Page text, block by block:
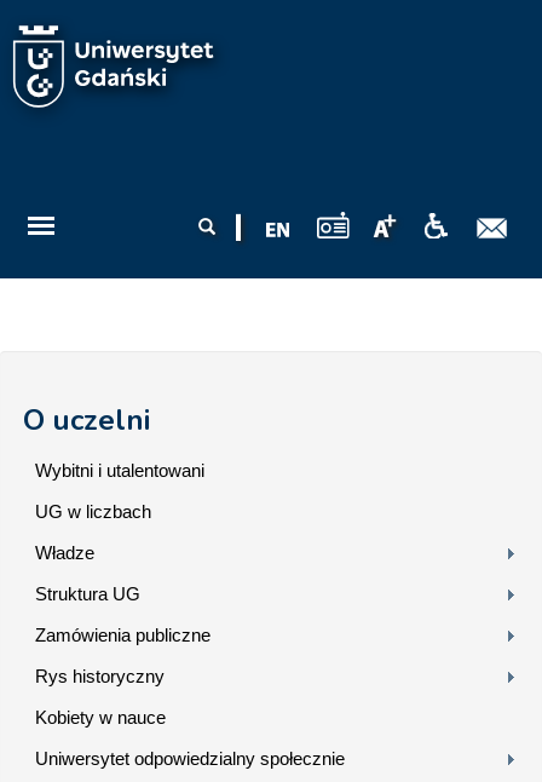
wyszukiwania
O uczelni
Wybitni i utalentowani
UG w liczbach
Władze
Struktura UG
Zamówienia publiczne
Rys historyczny
Kobiety w nauce
Uniwersytet odpowiedzialny społecznie